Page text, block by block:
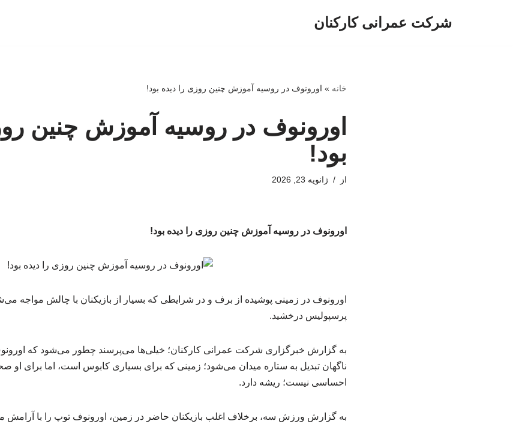
شرکت عمرانی کارکنان
خانه » اورونوف در روسیه آموزش چنین روزی را دیده بود!
اورونوف در روسیه آموزش چنین
بود!
از ژانویه 23, 2026
اورونوف در روسیه آموزش چنین روزی را دیده بود!
اورونوف در زمینی پوشیده از برف و در شرایطی که بسیار از بازیکنان با چالش مواجه
پرسپولیس درخشید.
به گزارش خبرگزاری شرکت عمرانی کارکنان؛ خیلی‌ها می‌پرسند چطور می‌شود که
ناگهان تبدیل به ستاره میدان می‌شود؛ زمینی که برای بسیاری کابوس است، اما برای او
احساسی نیست؛ ریشه دارد.
به گزارش ورزش سه، برخلاف اغلب بازیکنان حاضر در زمین، اورونوف توپ را با آرامش